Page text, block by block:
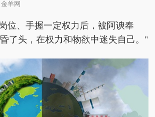
金羊网
位、手握一定权力后，被阿谀奉
了头，在权力和物欲中迷失自己。"